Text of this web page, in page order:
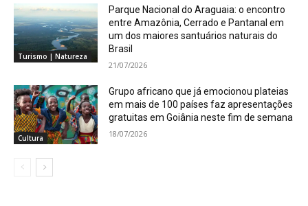
Turismo | Natureza
Parque Nacional do Araguaia: o encontro
entre Amazônia, Cerrado e Pantanal em
um dos maiores santuários naturais do
Brasil
21/07/2026
Cultura
Grupo africano que já emocionou plateias
em mais de 100 países faz apresentações
gratuitas em Goiânia neste fim de semana
18/07/2026